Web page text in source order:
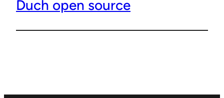
Duch open source